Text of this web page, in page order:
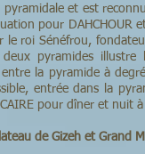
et est
pour DAHCHOUR
roi Sénéfrou,
pyramides illustre
la pyramide à
entrée dans la
pour dîner et nuit à
de Gizeh et Grand